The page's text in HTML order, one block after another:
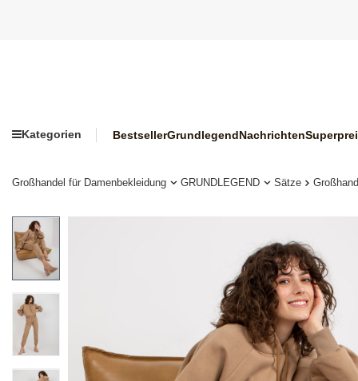
Kategorien BestsellerGrundlegendNachrichten
Großhandel für Damenbekleidung GRUNDLEGEND Sätze